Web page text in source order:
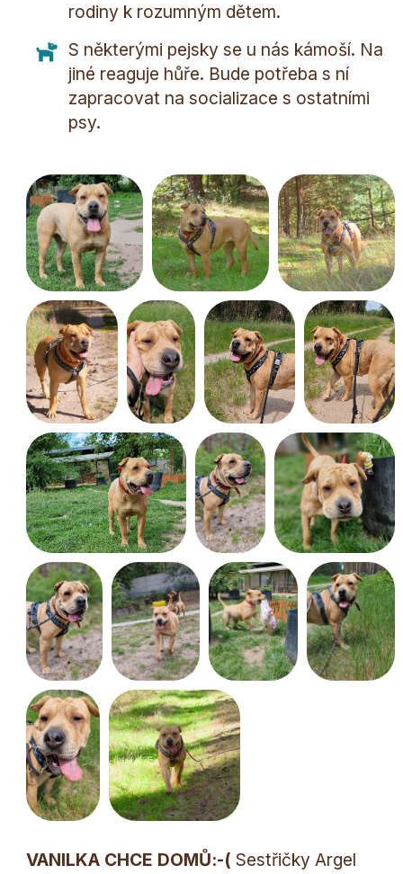
rodiny k rozumným dětem.
S některými pejsky se u nás kámoší. Na
jiné reaguje hůře. Bude potřeba s ní
zapracovat na socializace s ostatními
psy.
VANILKA CHCE DOMŮ:-( Sestřičky Argel